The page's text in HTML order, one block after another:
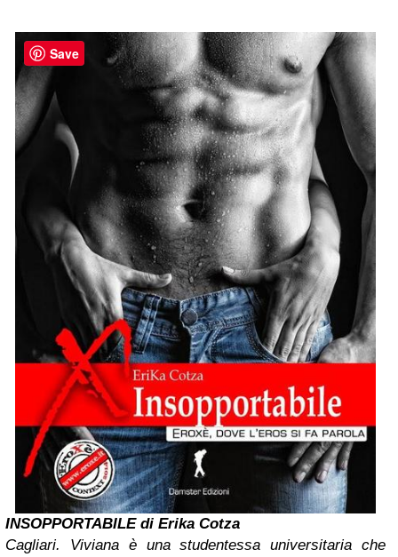
INSOPPORTABILE di Erika Cotza
Cagliari. Viviana è una studentessa universitaria che
Save